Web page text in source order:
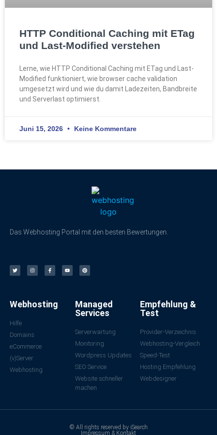
HTTP Conditional Caching mit ETag
und Last-Modified verstehen
Lerne, wie HTTP Conditional Caching mit ETag und Last-
Modified funktioniert, wie browser cache validation
umgesetzt wird und wie du damit Ladezeiten, Bandbreite
und Serverlast optimierst.
Juni 15, 2026 Keine Kommentare
Das Webhosting Portal mit den besten Bewertungen.
Webhosting
Hilfe
Domains
eCommerce
(v)Server
Webhosting
Managed
Services
Serverwartung
Monitoring
Wordpress Updates
SEO Service
Website schneller
machen
Empfehlung &
Test
Provider-Verzeichnis
Webhosting-Vergleich
Speed-Test
Hosting Empfehlung
Webdesigner
© All rights reserved by iSearch
Impressum & Kontakt